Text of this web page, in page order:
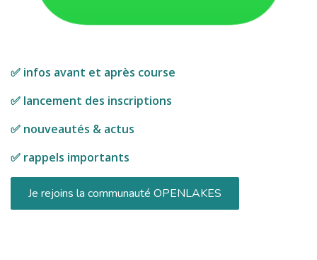
✅ infos avant et après course
✅ lancement des inscriptions
✅ nouveautés & actus
✅ rappels importants
Je rejoins la communauté OPENLAKES